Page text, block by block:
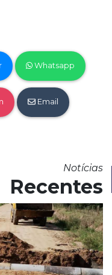
Whatsapp
Email
Notícias
Recentes